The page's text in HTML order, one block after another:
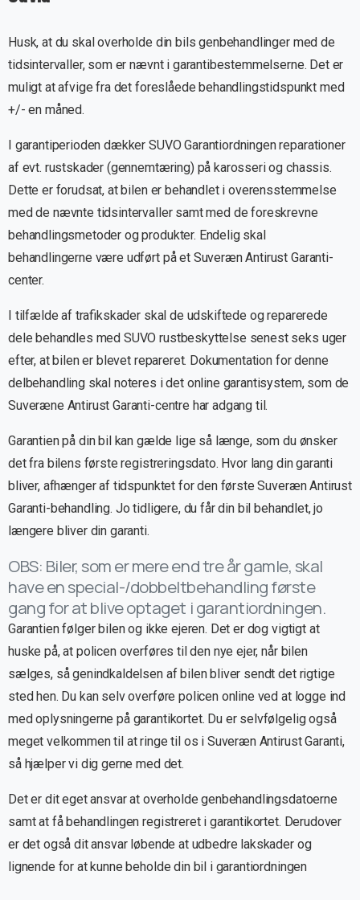
Husk, at du skal overholde din bils genbehandlinger med de
tidsintervaller, som er nævnt i garantibestemmelserne. Det er
muligt at afvige fra det foreslåede behandlingstidspunkt med
+/- en måned.
I garantiperioden dækker SUVO Garantiordningen reparationer
af evt. rustskader (gennemtæring) på karosseri og chassis.
Dette er forudsat, at bilen er behandlet i overensstemmelse
med de nævnte tidsintervaller samt med de foreskrevne
behandlingsmetoder og produkter. Endelig skal
behandlingerne være udført på et Suveræn Antirust Garanti-
center.
I tilfælde af trafikskader skal de udskiftede og reparerede
dele behandles med SUVO rustbeskyttelse senest seks uger
efter, at bilen er blevet repareret. Dokumentation for denne
delbehandling skal noteres i det online garantisystem, som de
Suveræne Antirust Garanti-centre har adgang til.
Garantien på din bil kan gælde lige så længe, som du ønsker
det fra bilens første registreringsdato. Hvor lang din garanti
bliver, afhænger af tidspunktet for den første Suveræn Antirust
Garanti-behandling. Jo tidligere, du får din bil behandlet, jo
længere bliver din garanti.
OBS: Biler, som er mere end tre år gamle, skal
have en special-/dobbeltbehandling første
gang for at blive optaget i garantiordningen.
Garantien følger bilen og ikke ejeren. Det er dog vigtigt at
huske på, at policen overføres til den nye ejer, når bilen
sælges, så genindkaldelsen af bilen bliver sendt det rigtige
sted hen. Du kan selv overføre policen online ved at logge ind
med oplysningerne på garantikortet. Du er selvfølgelig også
meget velkommen til at ringe til os i Suveræn Antirust Garanti,
så hjælper vi dig gerne med det.
Det er dit eget ansvar at overholde genbehandlingsdatoerne
samt at få behandlingen registreret i garantikortet. Derudover
er det også dit ansvar løbende at udbedre lakskader og
lignende for at kunne beholde din bil i garantiordningen